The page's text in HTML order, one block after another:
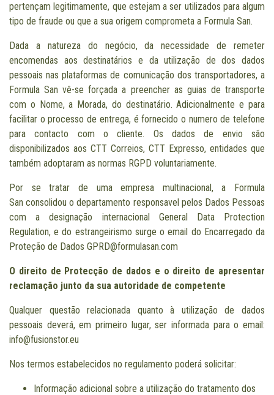
pertençam legitimamente, que estejam a ser utilizados para algum
tipo de fraude ou que a sua origem comprometa a Formula San.
Dada a natureza do negócio, da necessidade de remeter
encomendas aos destinatários e da utilização de dos dados
pessoais nas plataformas de comunicação dos transportadores, a
Formula San vê-se forçada a preencher as guias de transporte
com o Nome, a Morada, do destinatário. Adicionalmente e para
facilitar o processo de entrega, é fornecido o numero de telefone
para contacto com o cliente. Os dados de envio são
disponibilizados aos CTT Correios, CTT Expresso, entidades que
também adoptaram as normas RGPD voluntariamente.
Por se tratar de uma empresa multinacional, a Formula
San consolidou o departamento responsavel pelos Dados Pessoas
com a designação internacional General Data Protection
Regulation, e do estrangeirismo surge o email do Encarregado da
Proteção de Dados GPRD@formulasan.com
O direito de Protecção de dados e o direito de apresentar
reclamação junto da sua autoridade de competente
Qualquer questão relacionada quanto à utilização de dados
pessoais deverá, em primeiro lugar, ser informada para o email:
info@fusionstor.eu
Nos termos estabelecidos no regulamento poderá solicitar:
Informação adicional sobre a utilização do tratamento dos